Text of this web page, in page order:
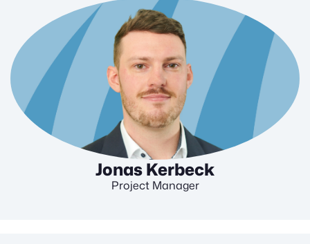
Jonas Kerbeck
Project Manager